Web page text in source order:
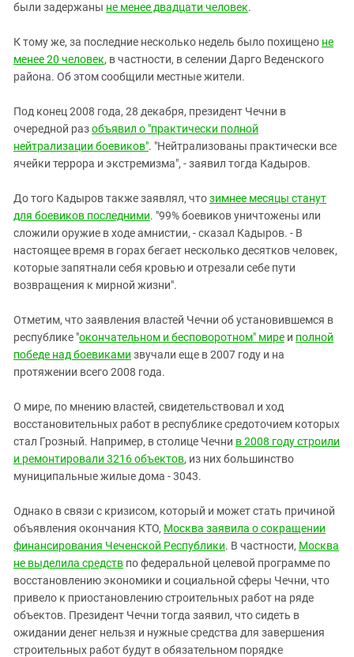
были задержаны не менее двадцати человек.
К тому же, за последние несколько недель было похищено не
менее 20 человек, в частности, в селении Дарго Веденского
района. Об этом сообщили местные жители.
Под конец 2008 года, 28 декабря, президент Чечни в
очередной разобъявил о "практически полной
нейтрализации боевиков". "Нейтрализованы практически все
ячейки террора и экстремизма", - заявил тогда Кадыров.
До того Кадыров также заявлял, чтозимнее месяцы станут
для боевиков последними. "99% боевиков уничтожены или
сложили оружие в ходе амнистии, - сказал Кадыров. - В
настоящее время в горах бегает несколько десятков человек,
которые запятнали себя кровью и отрезали себе пути
возвращения к мирной жизни".
Отметим, что заявления властей Чечни об установившемся в
республике "окончательном и бесповоротном" мире и полной
победе над боевиками звучали еще в 2007 году и на
протяжении всего 2008 года.
О мире, по мнению властей, свидетельствовал и ход
восстановительных работ в республике средоточием которых
стал Грозный. Например, в столице Чечни в 2008 году строили
и ремонтировали 3216 объектов, из них большинство
муниципальные жилые дома - 3043.
Однако в связи с кризисом, который и может стать причиной
объявления окончания КТО, Москва заявила о сокращении
финансирования Чеченской Республики. В частности, Москва
не выделила средств по федеральной целевой программе по
восстановлению экономики и социальной сферы Чечни, что
привело к приостановлению строительных работ на ряде
объектов. Президент Чечни тогда заявил, что сидеть в
ожидании денег нельзя и нужные средства для завершения
строительных работ будут в обязательном порядке